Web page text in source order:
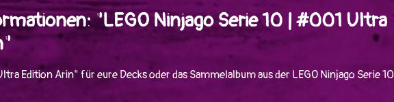
"LEGO Ninjago Serie 10 | #001 Ultra
Edition Arin" für eure Decks oder das Sammelalbum aus der LEGO Ninjago Serie 10